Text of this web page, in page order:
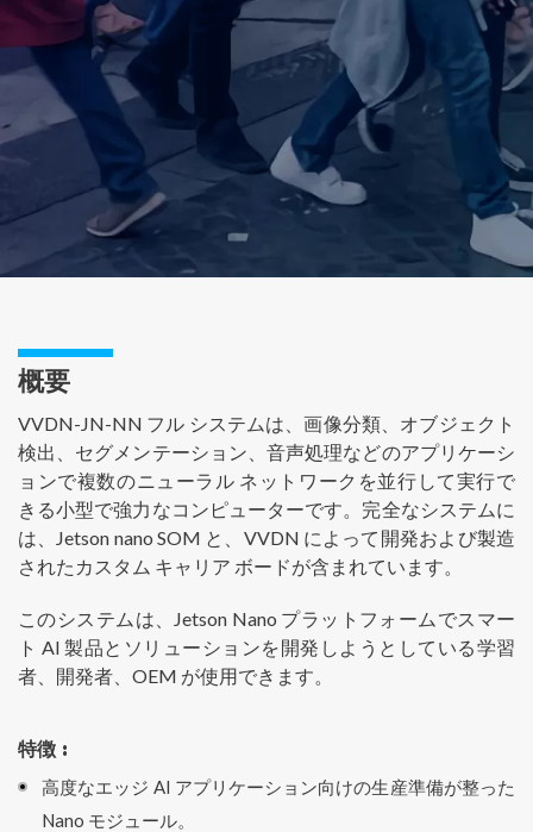
概要
VVDN-JN-NN フル システムは、画像分類、オブジェクト
検出、セグメンテーション、音声処理などのアプリケーシ
ョンで複数のニューラル ネットワークを並行して実行で
きる小型で強力なコンピューターです。完全なシステムに
は、Jetson nano SOM と、VVDN によって開発および製造
されたカスタム キャリア ボードが含まれています。
このシステムは、Jetson Nano プラットフォームでスマー
ト AI 製品とソリューションを開発しようとしている学習
者、開発者、OEM が使用できます。
特徴 :
高度なエッジ AI アプリケーション向けの生産準備が整った
Nano モジュール。